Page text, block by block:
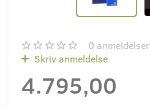
0 anmeldelser
Skriv anmeldelse
4.795,00